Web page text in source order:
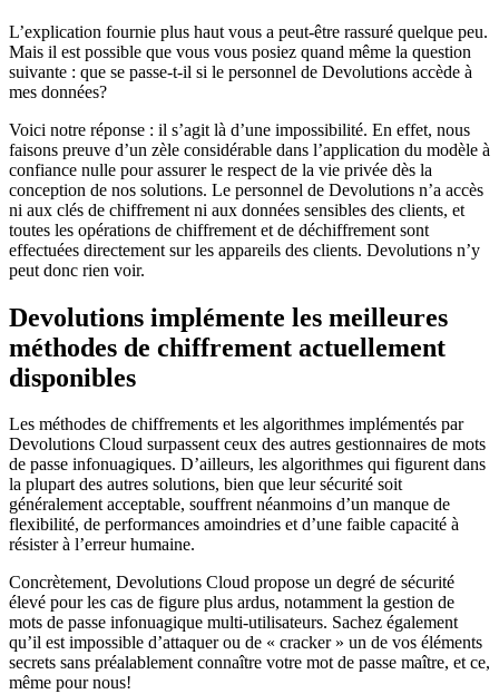
L’explication fournie plus haut vous a peut-être rassuré quelque peu.
Mais il est possible que vous vous posiez quand même la question
suivante : que se passe-t-il si le personnel de Devolutions accède à
mes données?
Voici notre réponse : il s’agit là d’une impossibilité. En effet, nous
faisons preuve d’un zèle considérable dans l’application du modèle à
confiance nulle pour assurer le respect de la vie privée dès la
conception de nos solutions. Le personnel de Devolutions n’a accès
ni aux clés de chiffrement ni aux données sensibles des clients, et
toutes les opérations de chiffrement et de déchiffrement sont
effectuées directement sur les appareils des clients. Devolutions n’y
peut donc rien voir.
Devolutions implémente les meilleures
méthodes de chiffrement actuellement
disponibles
Les méthodes de chiffrements et les algorithmes implémentés par
Devolutions Cloud surpassent ceux des autres gestionnaires de mots
de passe infonuagiques. D’ailleurs, les algorithmes qui figurent dans
la plupart des autres solutions, bien que leur sécurité soit
généralement acceptable, souffrent néanmoins d’un manque de
flexibilité, de performances amoindries et d’une faible capacité à
résister à l’erreur humaine.
Concrètement, Devolutions Cloud propose un degré de sécurité
élevé pour les cas de figure plus ardus, notamment la gestion de
mots de passe infonuagique multi-utilisateurs. Sachez également
qu’il est impossible d’attaquer ou de « cracker » un de vos éléments
secrets sans préalablement connaître votre mot de passe maître, et ce,
même pour nous!